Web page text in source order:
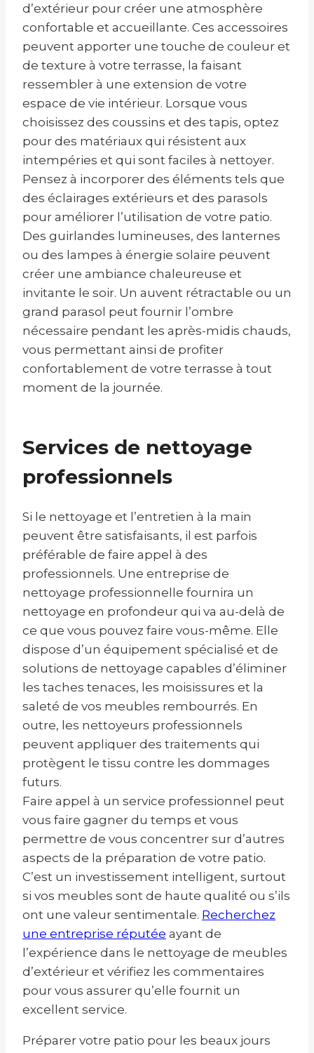
d’extérieur pour créer une atmosphère
confortable et accueillante. Ces accessoires
peuvent apporter une touche de couleur et
de texture à votre terrasse, la faisant
ressembler à une extension de votre
espace de vie intérieur. Lorsque vous
choisissez des coussins et des tapis, optez
pour des matériaux qui résistent aux
intempéries et qui sont faciles à nettoyer.
Pensez à incorporer des éléments tels que
des éclairages extérieurs et des parasols
pour améliorer l’utilisation de votre patio.
Des guirlandes lumineuses, des lanternes
ou des lampes à énergie solaire peuvent
créer une ambiance chaleureuse et
invitante le soir. Un auvent rétractable ou un
grand parasol peut fournir l’ombre
nécessaire pendant les après-midis chauds,
vous permettant ainsi de profiter
confortablement de votre terrasse à tout
moment de la journée.
Services de nettoyage
professionnels
Si le nettoyage et l’entretien à la main
peuvent être satisfaisants, il est parfois
préférable de faire appel à des
professionnels. Une entreprise de
nettoyage professionnelle fournira un
nettoyage en profondeur qui va au-delà de
ce que vous pouvez faire vous-même. Elle
dispose d’un équipement spécialisé et de
solutions de nettoyage capables d’éliminer
les taches tenaces, les moisissures et la
saleté de vos meubles rembourrés. En
outre, les nettoyeurs professionnels
peuvent appliquer des traitements qui
protègent le tissu contre les dommages
futurs.
Faire appel à un service professionnel peut
vous faire gagner du temps et vous
permettre de vous concentrer sur d’autres
aspects de la préparation de votre patio.
C’est un investissement intelligent, surtout
si vos meubles sont de haute qualité ou s’ils
ont une valeur sentimentale. Recherchez
une entreprise réputée ayant de
l’expérience dans le nettoyage de meubles
d’extérieur et vérifiez les commentaires
pour vous assurer qu’elle fournit un
excellent service.
Préparer votre patio pour les beaux jours